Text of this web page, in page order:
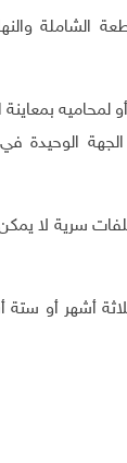
الشاملة
بمعاينة
الوحيدة
ملفات سرية لا
أشهر أو